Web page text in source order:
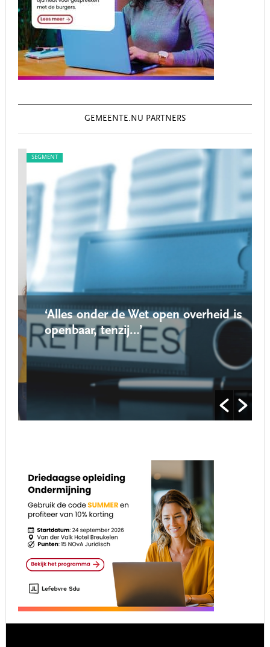
GEMEENTE.NU PARTNERS
SEGMENT
‘Alles onder de Wet open overheid is
openbaar, tenzij…’